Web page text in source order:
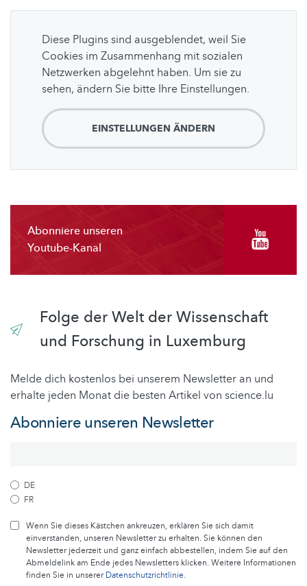
Diese Plugins sind ausgeblendet, weil Sie
Cookies im Zusammenhang mit sozialen
Netzwerken abgelehnt haben. Um sie zu
sehen, ändern Sie bitte Ihre Einstellungen.
EINSTELLUNGEN ÄNDERN
Abonniere unseren
Youtube-Kanal
Folge der Welt der Wissenschaft
und Forschung in Luxemburg
Melde dich kostenlos bei unserem Newsletter an und
erhalte jeden Monat die besten Artikel von science.lu
Abonniere unseren Newsletter
DE
FR
Wenn Sie dieses Kästchen ankreuzen, erklären Sie sich damit
einverstanden, unseren Newsletter zu erhalten. Sie können den
Newsletter jederzeit und ganz einfach abbestellen, indem Sie auf den
Abmeldelink am Ende jedes Newsletters klicken. Weitere Informationen
finden Sie in unsererDatenschutzrichtlinie.